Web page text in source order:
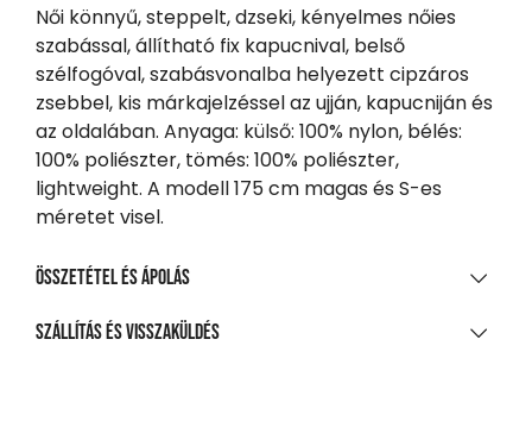
Női könnyű, steppelt, dzseki, kényelmes nőies
szabással, állítható fix kapucnival, belső
szélfogóval, szabásvonalba helyezett cipzáros
zsebbel, kis márkajelzéssel az ujján, kapucniján és
az oldalában. Anyaga: külső: 100% nylon, bélés:
100% poliészter, tömés: 100% poliészter,
lightweight. A modell 175 cm magas és S-es
méretet visel.
Összetétel és ápolás
ANYAGÖSSZETÉTEL
Szállítás és visszaküldés